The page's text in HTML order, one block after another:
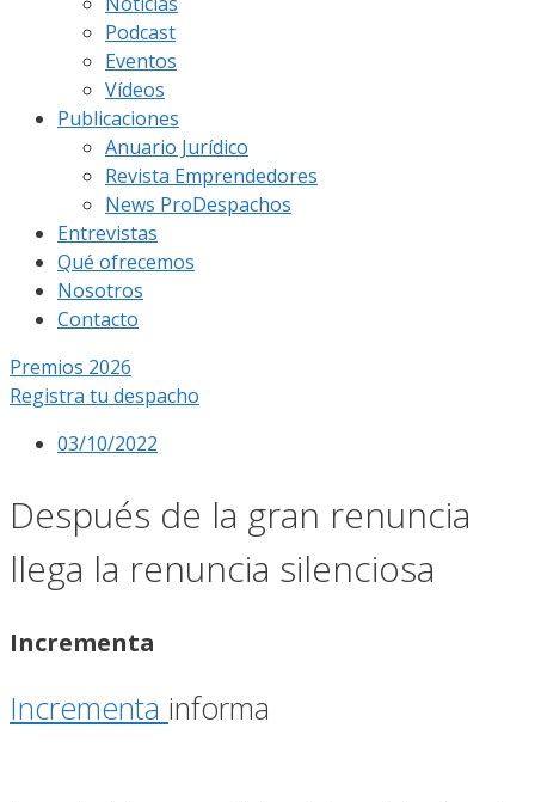
Podcast
Eventos
Vídeos
Publicaciones
Anuario Jurídico
Revista Emprendedores
News ProDespachos
Entrevistas
Qué ofrecemos
Nosotros
Contacto
Premios 2026
Registra tu despacho
03/10/2022
Después de la gran renuncia
llega la renuncia silenciosa
Incrementa
Incrementa informa